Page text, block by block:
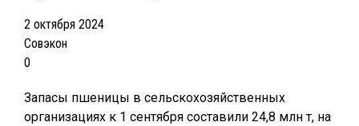
2 октября 2024
Совэкон
0
Запасы пшеницы в сельскохозяйственных
организациях к 1 сентября составили 24,8 млн т, на